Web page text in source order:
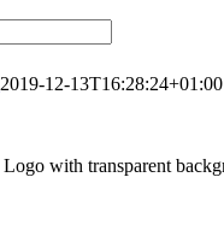
2019-12-13T16:28:24+01:00